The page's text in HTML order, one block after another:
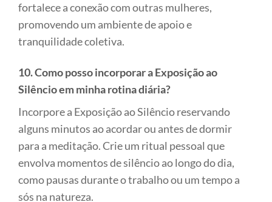
fortalece a conexão com outras mulheres,
promovendo um ambiente de apoio e
tranquilidade coletiva.
10. Como posso incorporar a Exposição ao
Silêncio em minha rotina diária?
Incorpore a Exposição ao Silêncio reservando
alguns minutos ao acordar ou antes de dormir
para a meditação. Crie um ritual pessoal que
envolva momentos de silêncio ao longo do dia,
como pausas durante o trabalho ou um tempo a
sós na natureza.